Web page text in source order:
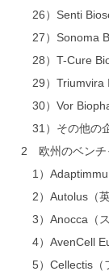
26）Senti
27）Sonoma
28）T-Cure
29）Triumvira
30）Vor
31）その他の
2 欧州のベンチ
1）
2）Autolus（英
3）Anocca（ス
4）AvenCell
5）Cellectis（フ